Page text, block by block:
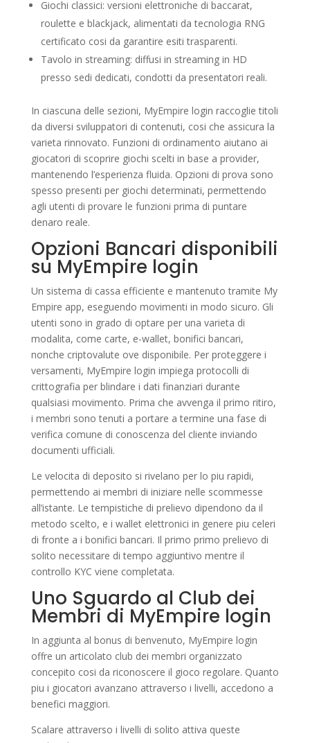
Giochi classici: versioni elettroniche di baccarat,
roulette e blackjack, alimentati da tecnologia RNG
certificato cosi da garantire esiti trasparenti.
Tavolo in streaming: diffusi in streaming in HD
presso sedi dedicati, condotti da presentatori reali.
In ciascuna delle sezioni, MyEmpire login raccoglie titoli
da diversi sviluppatori di contenuti, cosi che assicura la
varieta rinnovato. Funzioni di ordinamento aiutano ai
giocatori di scoprire giochi scelti in base a provider,
mantenendo l’esperienza fluida. Opzioni di prova sono
spesso presenti per giochi determinati, permettendo
agli utenti di provare le funzioni prima di puntare
denaro reale.
Opzioni Bancari disponibili
su MyEmpire login
Un sistema di cassa efficiente e mantenuto tramite My
Empire app, eseguendo movimenti in modo sicuro. Gli
utenti sono in grado di optare per una varieta di
modalita, come carte, e-wallet, bonifici bancari,
nonche criptovalute ove disponibile. Per proteggere i
versamenti, MyEmpire login impiega protocolli di
crittografia per blindare i dati finanziari durante
qualsiasi movimento. Prima che avvenga il primo ritiro,
i membri sono tenuti a portare a termine una fase di
verifica comune di conoscenza del cliente inviando
documenti ufficiali.
Le velocita di deposito si rivelano per lo piu rapidi,
permettendo ai membri di iniziare nelle scommesse
all’istante. Le tempistiche di prelievo dipendono da il
metodo scelto, e i wallet elettronici in genere piu celeri
di fronte a i bonifici bancari. Il primo primo prelievo di
solito necessitare di tempo aggiuntivo mentre il
controllo KYC viene completata.
Uno Sguardo al Club dei
Membri di MyEmpire login
In aggiunta al bonus di benvenuto, MyEmpire login
offre un articolato club dei membri organizzato
concepito cosi da riconoscere il gioco regolare. Quanto
piu i giocatori avanzano attraverso i livelli, accedono a
benefici maggiori.
Scalare attraverso i livelli di solito attiva queste